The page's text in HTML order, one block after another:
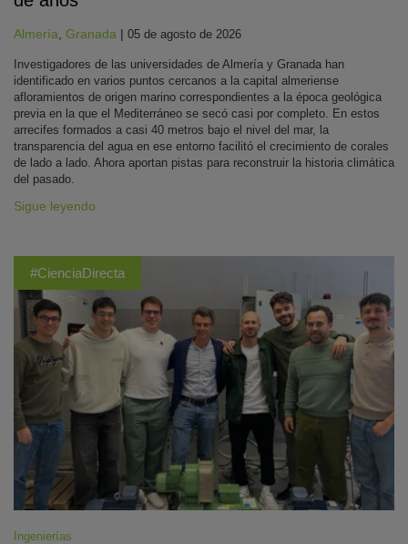
Almería Granada | 05 de agosto de 2026
Investigadores de las universidades de Almería y Granada han
identificado en varios puntos cercanos a la capital almeriense
afloramientos de origen marino correspondientes a la época geológica
previa en la que el Mediterráneo se secó casi por completo. En estos
arrecifes formados a casi 40 metros bajo el nivel del mar, la
transparencia del agua en ese entorno facilitó el crecimiento de corales
de lado a lado. Ahora aportan pistas para reconstruir la historia climática
del pasado.
Sigue leyendo
#CienciaDirecta
Ingenierías